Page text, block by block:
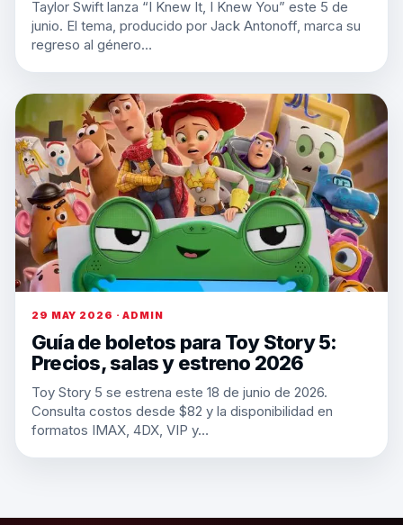
Taylor Swift lanza “I Knew It, I Knew You” este 5 de
junio. El tema, producido por Jack Antonoff, marca su
regreso al género…
29 MAY 2026 · ADMIN
Guía de boletos para Toy Story 5:
Precios, salas y estreno 2026
Toy Story 5 se estrena este 18 de junio de 2026.
Consulta costos desde $82 y la disponibilidad en
formatos IMAX, 4DX, VIP y…